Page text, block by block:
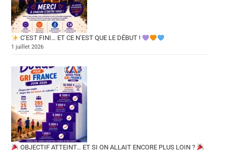
C’EST FINI… ET CE N’EST QUE LE DÉBUT !
1 juillet 2026
OBJECTIF ATTEINT… ET SI ON ALLAIT ENCORE PLUS LOIN ?